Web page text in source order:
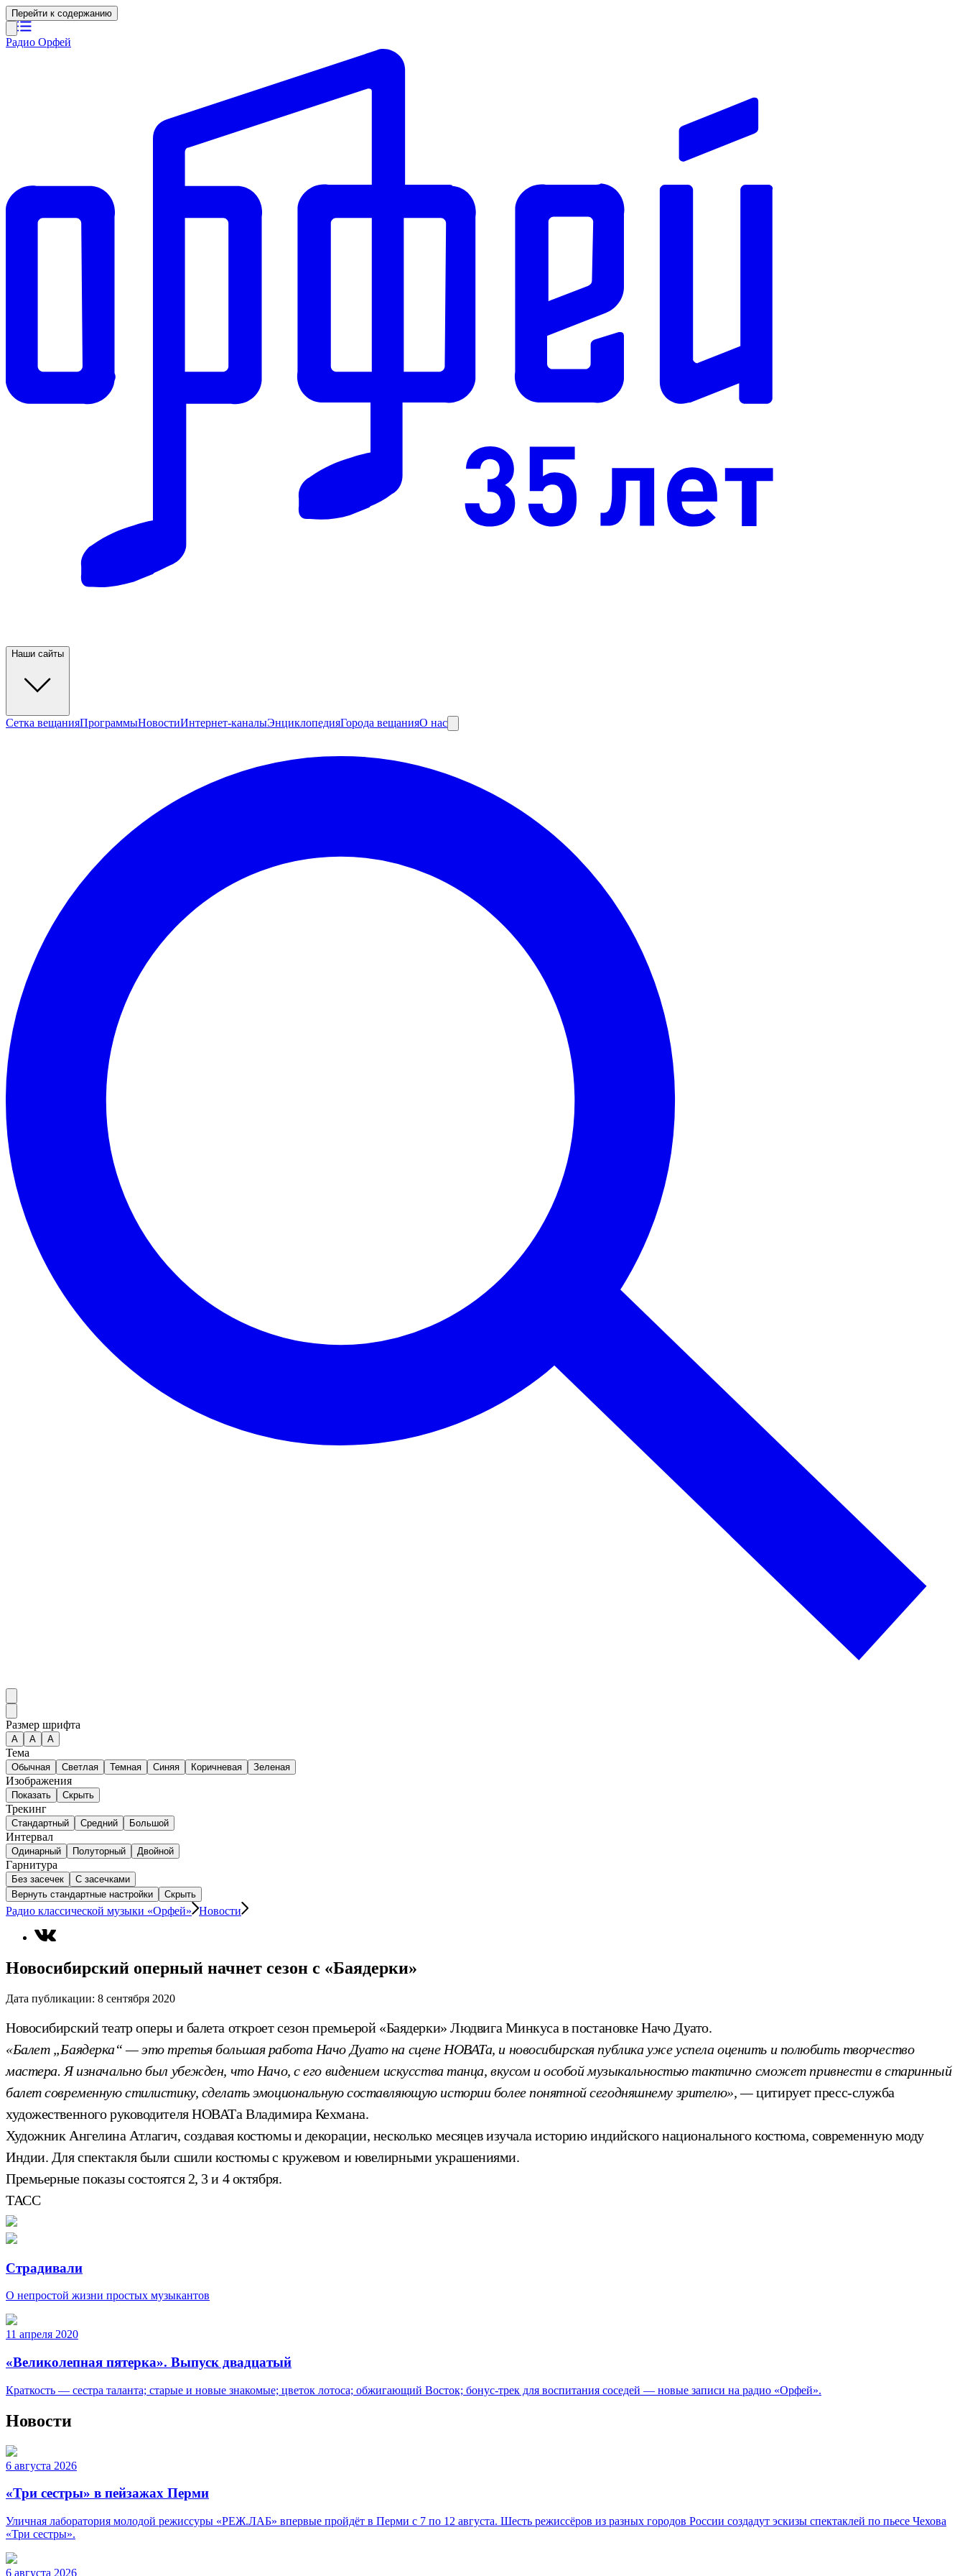
Перейти к содержанию
Радио Орфей
Наши сайты
Сетка вещанияПрограммыНовостиИнтернет-каналыЭнциклопедияГорода вещанияО нас
Размер шрифта
А A A
Тема
Обычная Светлая Темная Синяя Коричневая Зеленая
Изображения
Показать Скрыть
Трекинг
Стандартный Средний Большой
Интервал
Одинарный Полуторный Двойной
Гарнитура
Без засечек
С засечками
Вернуть стандартные настройки
Скрыть
Радио классической музыки «Орфей» Новости
Новосибирский оперный начнет сезон с «Баядерки»
Дата публикации: 8 сентября 2020
Новосибирский театр оперы и балета откроет сезон премьерой «Баядерки» Людвига Минкуса в постановке Начо Дуато.
«Балет „Баядерка“ — это третья большая работа Начо Дуато на сцене НОВАТа, и новосибирская публика уже успела оценить и полюбить творчество
мастера. Я изначально был убежден, что Начо, с его видением искусства танца, вкусом и особой музыкальностью тактично сможет привнести в старинный
балет современную стилистику, сделать эмоциональную составляющую истории более понятной сегодняшнему зрителю», —цитирует пресс-служба
художественного руководителя НОВАТа Владимира Кехмана.
Художник Ангелина Атлагич, создавая костюмы и декорации, несколько месяцев изучала историю индийского национального костюма, современную моду
Индии. Для спектакля были сшили костюмы с кружевом и ювелирными украшениями.
Премьерные показы состоятся 2, 3 и 4 октября.
ТАСС
Страдивали
О непростой жизни простых музыкантов
11 апреля 2020
«Великолепная пятерка». Выпуск двадцатый
Краткость — сестра таланта; старые и новые знакомые; цветок лотоса; обжигающий Восток; бонус-трек для воспитания соседей — новые записи на радио «Орфей».
Новости
6 августа 2026
«Три сестры» в пейзажах Перми
Уличная лаборатория молодой режиссуры «РЕЖ.ЛАБ» впервые пройдёт в Перми с 7 по 12 августа. Шесть режиссёров из разных городов России создадут эскизы спектаклей по пьесе Чехова
«Три сестры».
6 августа 2026